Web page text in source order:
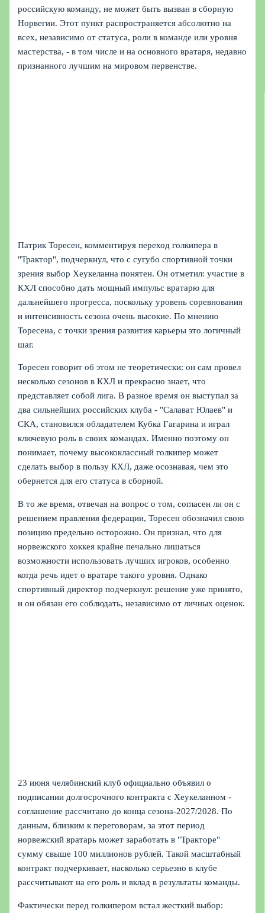
российскую команду, не может быть вызван в сборную
Норвегии. Этот пункт распространяется абсолютно на
всех, независимо от статуса, роли в команде или уровня
мастерства, - в том числе и на основного вратаря, недавно
признанного лучшим на мировом первенстве.
Патрик Торесен, комментируя переход голкипера в
"Трактор", подчеркнул, что с сугубо спортивной точки
зрения выбор Хеукеланна понятен. Он отметил: участие в
КХЛ способно дать мощный импульс вратарю для
дальнейшего прогресса, поскольку уровень соревнования
и интенсивность сезона очень высокие. По мнению
Торесена, с точки зрения развития карьеры это логичный
шаг.
Торесен говорит об этом не теоретически: он сам провел
несколько сезонов в КХЛ и прекрасно знает, что
представляет собой лига. В разное время он выступал за
два сильнейших российских клуба - "Салават Юлаев" и
СКА, становился обладателем Кубка Гагарина и играл
ключевую роль в своих командах. Именно поэтому он
понимает, почему высококлассный голкипер может
сделать выбор в пользу КХЛ, даже осознавая, чем это
обернется для его статуса в сборной.
В то же время, отвечая на вопрос о том, согласен ли он с
решением правления федерации, Торесен обозначил свою
позицию предельно осторожно. Он признал, что для
норвежского хоккея крайне печально лишаться
возможности использовать лучших игроков, особенно
когда речь идет о вратаре такого уровня. Однако
спортивный директор подчеркнул: решение уже принято,
и он обязан его соблюдать, независимо от личных оценок.
23 июня челябинский клуб официально объявил о
подписании долгосрочного контракта с Хеукеланном -
соглашение рассчитано до конца сезона-2027/2028. По
данным, близким к переговорам, за этот период
норвежский вратарь может заработать в "Тракторе"
сумму свыше 100 миллионов рублей. Такой масштабный
контракт подчеркивает, насколько серьезно в клубе
рассчитывают на его роль и вклад в результаты команды.
Фактически перед голкипером встал жесткий выбор: